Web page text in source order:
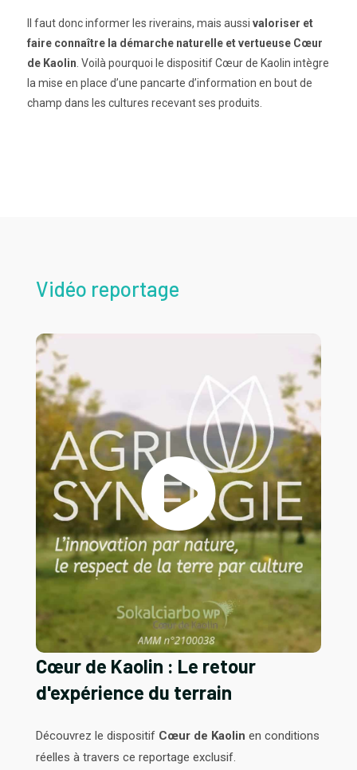
Il faut donc informer les riverains, mais aussi valoriser et
faire connaître la démarche naturelle et vertueuse Cœur
de Kaolin . Voilà pourquoi le dispositif Cœur de Kaolin intègre
la mise en place d’une pancarte d’information en bout de
champ dans les cultures recevant ses produits.
Vidéo reportage
Cœur de Kaolin : Le retour
d'expérience du terrain
Découvrez le dispositif Cœur de Kaolin en conditions
réelles à travers ce reportage exclusif.